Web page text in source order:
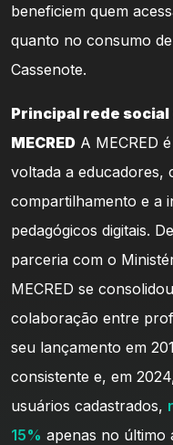
beneficiem quem
quanto no consumo
Cassenote.
Principal rede social
MECRED A MECRED
voltada a educadores,
compartilhamento e a
pedagógicos digitais.
parceria com o
MECRED se
colaboração entre
seu lançamento em
consistente e, em
usuários cadastrados,
15% apenas no último